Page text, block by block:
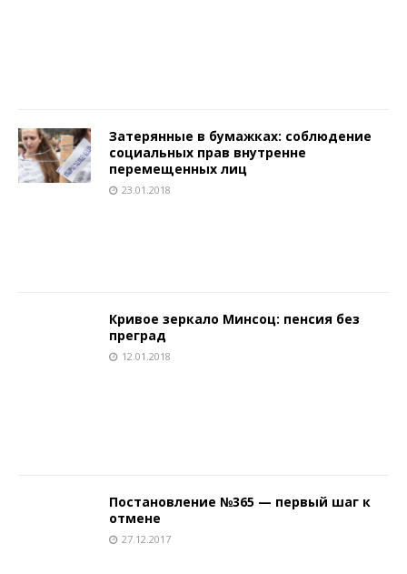
Затерянные в бумажках: соблюдение
социальных прав внутренне
перемещенных лиц
23.01.2018
Кривое зеркало Минсоц: пенсия без
преград
12.01.2018
Постановление №365 — первый шаг к
отмене
27.12.2017